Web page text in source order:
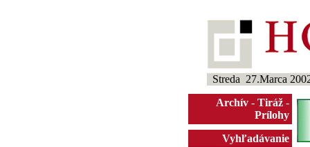
Streda 27.Marca
Archív - Tiráž -
Prílohy
Vyhľadávanie